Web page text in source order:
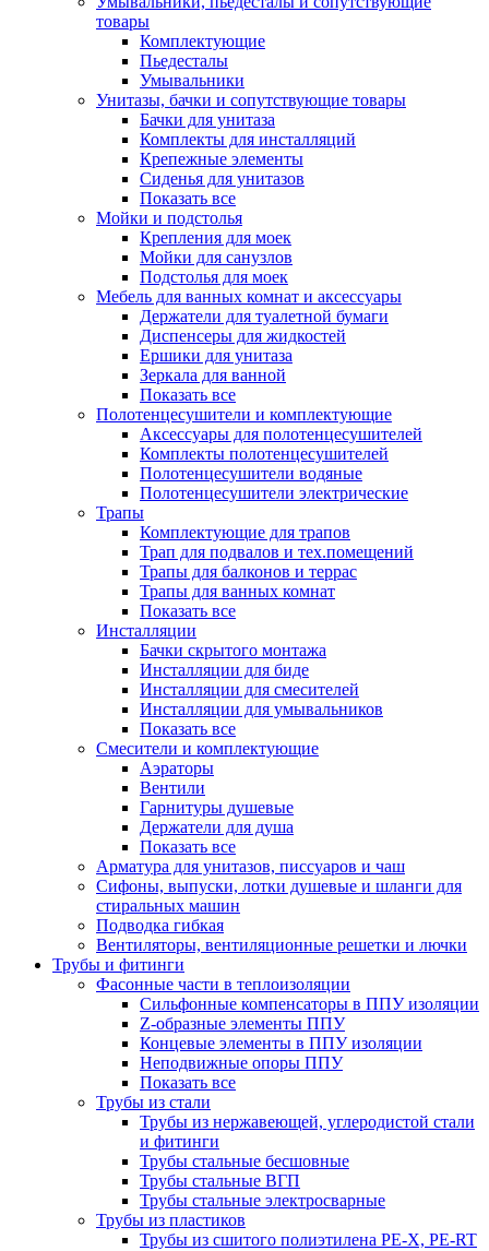
товары
Комплектующие
Пьедесталы
Умывальники
Унитазы, бачки и сопутствующие товары
Бачки для унитаза
Комплекты для инсталляций
Крепежные элементы
Сиденья для унитазов
Показать все
Мойки и подстолья
Крепления для моек
Мойки для санузлов
Подстолья для моек
Мебель для ванных комнат и аксессуары
Держатели для туалетной бумаги
Диспенсеры для жидкостей
Ершики для унитаза
Зеркала для ванной
Показать все
Полотенцесушители и комплектующие
Аксессуары для полотенцесушителей
Комплекты полотенцесушителей
Полотенцесушители водяные
Полотенцесушители электрические
Трапы
Комплектующие для трапов
Трап для подвалов и тех.помещений
Трапы для балконов и террас
Трапы для ванных комнат
Показать все
Инсталляции
Бачки скрытого монтажа
Инсталляции для биде
Инсталляции для смесителей
Инсталляции для умывальников
Показать все
Смесители и комплектующие
Аэраторы
Вентили
Гарнитуры душевые
Держатели для душа
Показать все
Арматура для унитазов, писсуаров и чаш
Сифоны, выпуски, лотки душевые и шланги для
стиральных машин
Подводка гибкая
Вентиляторы, вентиляционные решетки и лючки
Трубы и фитинги
Фасонные части в теплоизоляции
Cильфонные компенсаторы в ППУ изоляции
Z-образные элементы ППУ
Концевые элементы в ППУ изоляции
Неподвижные опоры ППУ
Показать все
Трубы из стали
Трубы из нержавеющей, углеродистой стали
и фитинги
Трубы стальные бесшовные
Трубы стальные ВГП
Трубы стальные электросварные
Трубы из пластиков
Трубы из сшитого полиэтилена PE-X, PE-RT